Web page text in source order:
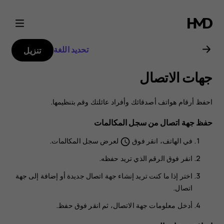
دليل
مستخدم
هاتف
Nokia
8.1
تحديد اللغة تنزيل
جهات الاتصال
احفظ أرقام هواتف أصدقائك وأفراد عائلتك وقم بتنظيمها.
حفظ جهة اتصال من سجل المكالمات
في الهاتف، انقر فوق schedule لعرض سجل المكالمات.
انقر فوق الرقم الذي تريد حفظه.
اختر إذا ما كنت تريد إنشاء جهة اتصال جديدة أو إضافة إلى جهة
اتصال.
أدخل معلومات جهة الاتصال، ثم انقر فوق حفظ.